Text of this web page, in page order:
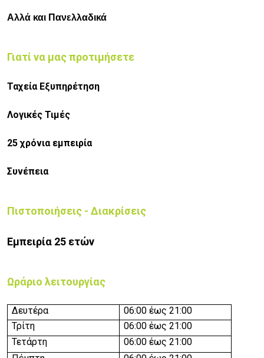
Αλλά και Πανελλαδικά
Γιατί να μας προτιμήσετε
Ταχεία Εξυπηρέτηση
Λογικές Τιμές
25 χρόνια εμπειρία
Συνέπεια
Πιστοποιήσεις - Διακρίσεις
Εμπειρία 25 ετών
Ωράριο λειτουργίας
Δευτέρα
06:00 έως 21:00
Τρίτη
06:00 έως 21:00
Τετάρτη
06:00 έως 21:00